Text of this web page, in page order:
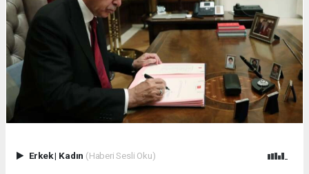
Erkek| Kadın (Haberi Sesli Oku)